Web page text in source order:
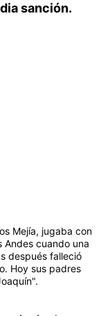
sanción.
Mejía, jugaba con
Andes cuando una
después falleció
Hoy sus padres